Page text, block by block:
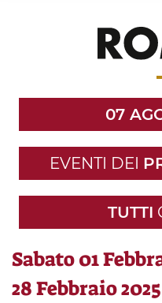
07
EVENTI DEI
TUTTI
Sabato 01
28 Febbraio 2025